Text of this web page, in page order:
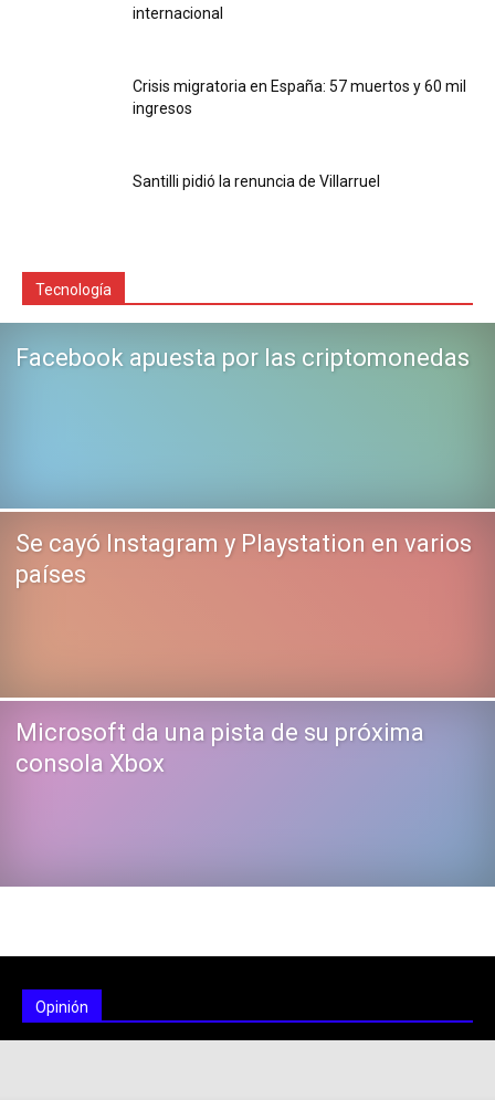
internacional
Crisis migratoria en España: 57 muertos y 60 mil
ingresos
Santilli pidió la renuncia de Villarruel
Tecnología
Facebook apuesta por las criptomonedas
Se cayó Instagram y Playstation en varios
países
Microsoft da una pista de su próxima
consola Xbox
Opinión